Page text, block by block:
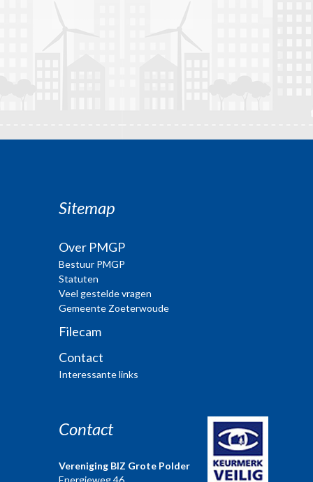
Sitemap
Over PMGP
Bestuur PMGP
Statuten
Veel gestelde vragen
Gemeente Zoeterwoude
Filecam
Contact
Interessante links
Contact
Vereniging BIZ Grote Polder
Energieweg 46